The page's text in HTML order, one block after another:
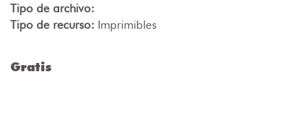
Tipo de archivo:
Tipo de recurso: Imprimibles
Gratis